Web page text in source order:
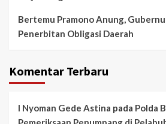
Bertemu Pramono Anung,
Penerbitan Obligasi Daerah
Komentar Terbaru
I Nyoman Gede Astina pada Polda